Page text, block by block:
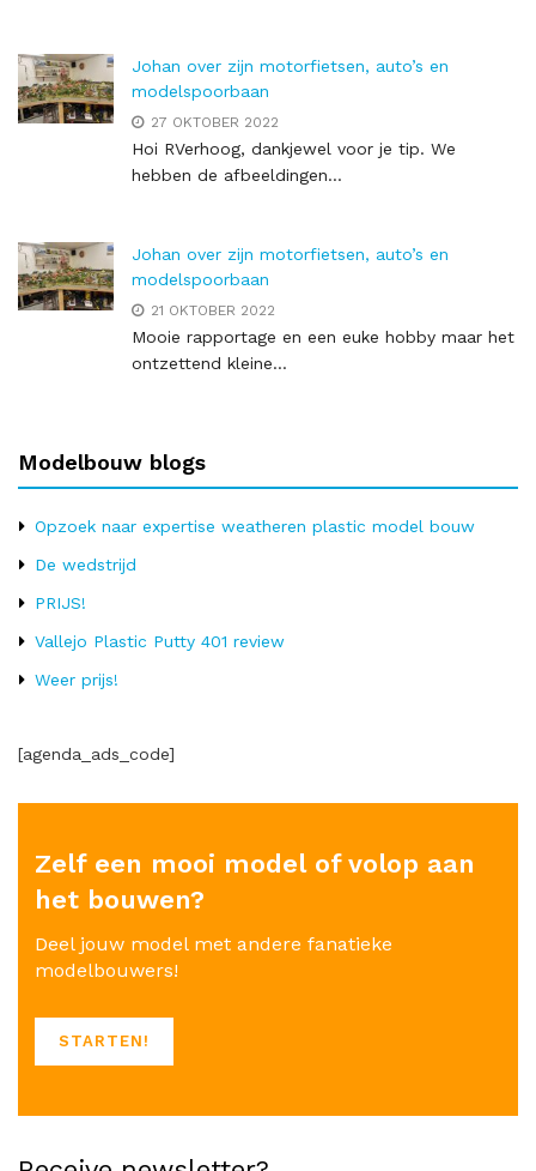
Johan over zijn motorfietsen, auto’s en
modelspoorbaan
27 OKTOBER 2022
Hoi RVerhoog, dankjewel voor je tip. We
hebben de afbeeldingen...
Johan over zijn motorfietsen, auto’s en
modelspoorbaan
21 OKTOBER 2022
Mooie rapportage en een euke hobby maar het
ontzettend kleine...
Modelbouw blogs
Opzoek naar expertise weatheren plastic model bouw
De wedstrijd
PRIJS!
Vallejo Plastic Putty 401 review
Weer prijs!
[agenda_ads_code]
Zelf een mooi model of volop aan
het bouwen?
Deel jouw model met andere fanatieke
modelbouwers!
STARTEN!